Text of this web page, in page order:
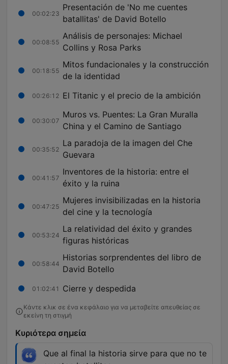
00:02:23
Presentación de 'No me cuentes
batallitas' de David Botello
00:08:55
Análisis de personajes: Michael
Collins y Rosa Parks
00:18:55
Mitos fundacionales y la construcción
de la identidad
00:26:12 El Titanic y el precio de la ambición
00:30:07
Muros vs. Puentes: La Gran Muralla
China y el Camino de Santiago
00:35:52
La paradoja de la imagen del Che
Guevara
00:41:57
Inventores de la historia: entre el
éxito y la ruina
00:47:25
Mujeres invisibilizadas en la historia
del cine y la tecnología
00:53:24
La relatividad del éxito y grandes
figuras históricas
00:58:44
Historias sorprendentes del libro de
David Botello
01:02:41 Cierre y despedida
Κάντε κλικ σε ένα κεφάλαιο για να μεταβείτε απευθείας σε
εκείνη τη στιγμή
Κυριότερα σημεία
Que al final la historia sirve para que no te